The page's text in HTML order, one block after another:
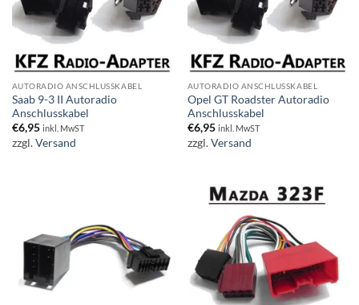
AUTORADIO ANSCHLUSSKABEL
Saab 9-3 II Autoradio
Anschlusskabel
€6,95 inkl. MwST
zzgl.Versand
AUTORADIO ANSCHLUSSKABEL
Opel GT Roadster Autoradio
Anschlusskabel
€6,95 inkl. MwST
zzgl.Versand